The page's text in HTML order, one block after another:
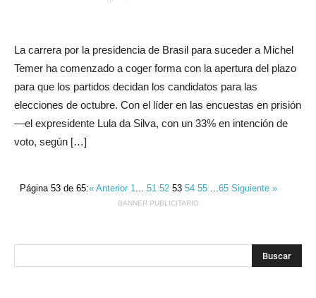
La carrera por la presidencia de Brasil para suceder a Michel
Temer ha comenzado a coger forma con la apertura del plazo
para que los partidos decidan los candidatos para las
elecciones de octubre. Con el líder en las encuestas en prisión
—el expresidente Lula da Silva, con un 33% en intención de
voto, según […]
Página 53 de 65:« Anterior 1... 515253 5455 ...65 Siguiente »
BANNER PUBLICITARIO